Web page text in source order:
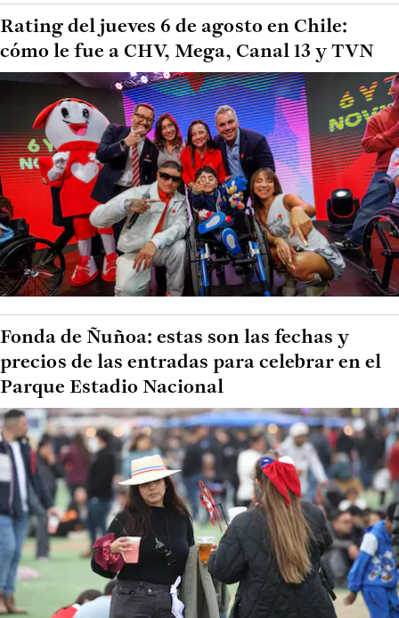
Rating del jueves 6 de agosto en Chile:
cómo le fue a CHV, Mega, Canal 13 y TVN
Fonda de Ñuñoa: estas son las fechas y
precios de las entradas para celebrar en el
Parque Estadio Nacional